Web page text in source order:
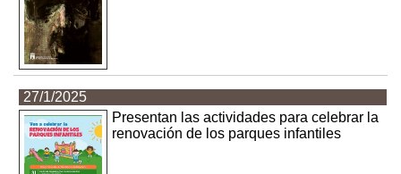
27/1/2025
Presentan las actividades para celebrar la
renovación de los parques infantiles